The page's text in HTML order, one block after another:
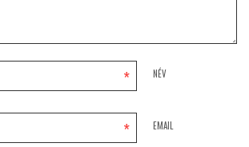
NÉV
*
EMAIL
*